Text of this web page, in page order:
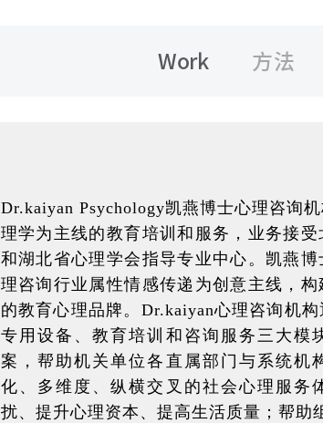
Work 方法
Dr.kaiyan Psychology凯燕博士心理咨询
理学为主线的教育培训和服务，业务接
和湖北省心理学会指导专业中心。凯燕
理咨询行业属性情感传递为创意主线，
的教育心理品牌。Dr.kaiyan心理咨询机
专用设备、教育培训和咨询服务三大模
案，帮助机关单位各直属部门与系统机
化、多维度、纵横交叉的社会心理服务
扰、提升心理资本、提高生活质量；帮助